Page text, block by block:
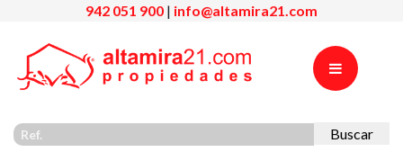
942 051 900 | info@altamira21.com
Buscar